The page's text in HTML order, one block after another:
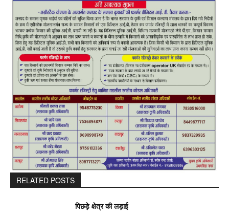
RELATED POSTS
पिछड़े क्षेत्र की लड़ाई